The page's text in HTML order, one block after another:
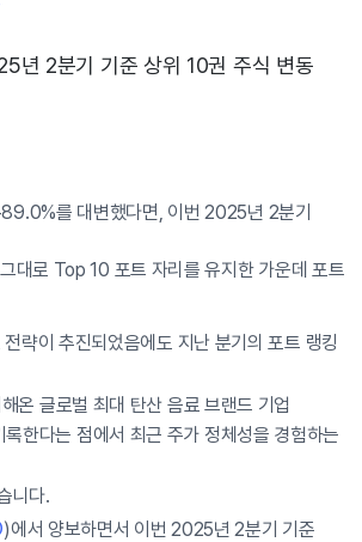
년 2분기 기준 상위 10권 주식 변동
를 대변했다면, 이번 2025년 2분기
대로 Top 10 포트 자리를 유지한 가운데 포트
략이 추진되었음에도 지난 분기의 포트 랭킹
온 글로벌 최대 탄산 음료 브랜드 기업
한다는 점에서 최근 주가 정체성을 경험하는
니다.
)에서 양보하면서 이번 2025년 2분기 기준